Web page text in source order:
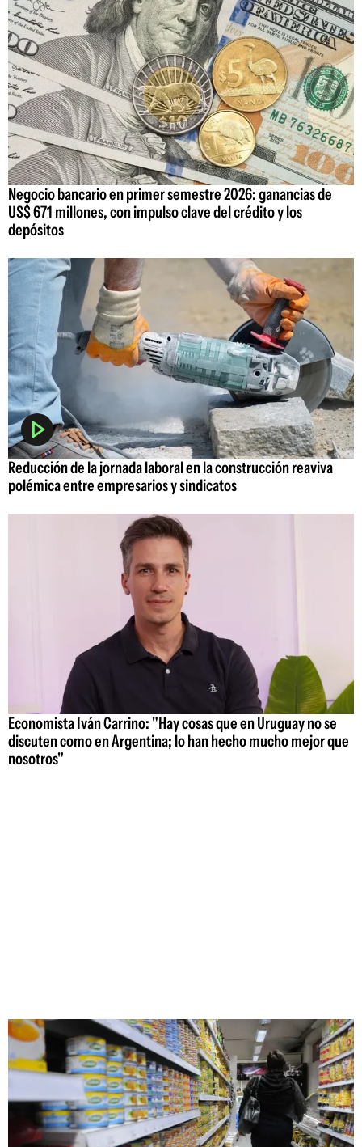
Negocio bancario en primer semestre 2026: ganancias de
US$ 671 millones, con impulso clave del crédito y los
depósitos
Reducción de la jornada laboral en la construcción reaviva
polémica entre empresarios y sindicatos
Economista Iván Carrino: "Hay cosas que en Uruguay no se
discuten como en Argentina; lo han hecho mucho mejor que
nosotros"